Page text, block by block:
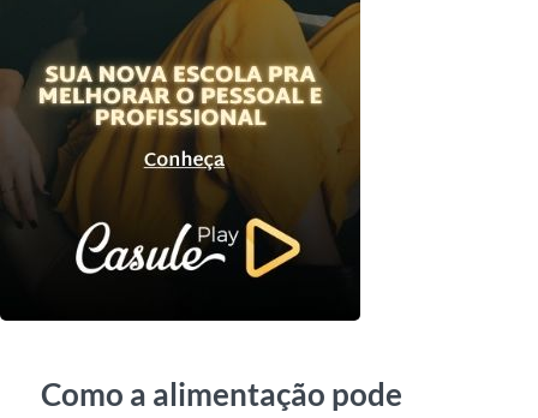
Como a alimentação pode